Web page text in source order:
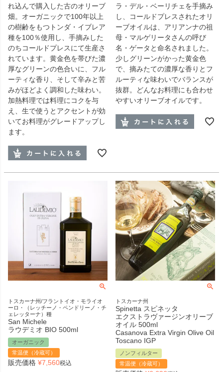
れ込んで購入した古のオリーブ
畑。オーガニックで100年以上
の樹齢をもつトンダ・イブレア
種を100％使用し、手摘みした
のちコールドプレスにて生産さ
れています。黄金色を帯びた濃
厚なグリーンの色合いに、フル
ーティな香り、そして辛みと苦
みがほどよく調和した味わい。
加熱料理では料理にコクを与
え、生で使うとアクセントが効
いてお料理がグレードアップし
ます。
ラ・デル・ベーリチェを手摘み
し、コールドプレスされたオリ
ーブオイルは、アリアンナの祖
母・マルゲリータさんの呼び
名・ゲータと命名されました。
少しグリーンがかった黄金色
で、摘みたての濃厚な香りとフ
ルーティな味わいでバランスが
抜群。どんなお料理にも合わせ
やすいオリーブオイルです。
トスカーナ州/フラントイオ・モライオ
ーロ・（レッチーノ・ペンドリーノ・チ
ェレッターナ）種
San Michele
ラウデミオ BIO 500ml
オーガニック
常温便（冷蔵可）
販売価格 ¥7,560税込
トスカーナ州
Spinetta スピネッタ
エクストラヴァージンオリーブ
オイル 500ml
Casanova Extra Virgin Olive Oil
Toscano IGP
ノンフィルター
常温便（冷蔵可）